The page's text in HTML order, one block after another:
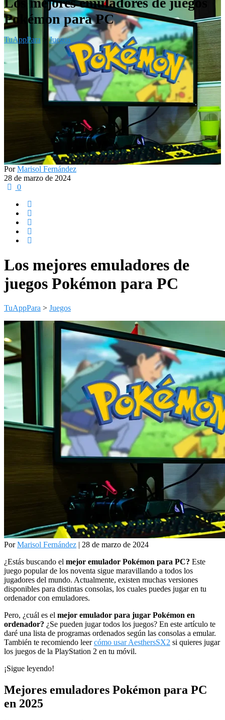
Pokémon para PC
TuAppPara >Juegos
PorMarisol Fernández
28 de marzo de 2024
0
Los mejores emuladores de
juegos Pokémon para PC
TuAppPara > Juegos
PorMarisol Fernández | 28 de marzo de 2024
¿Estás buscando el mejor emulador Pokémon para PC? Este
juego popular de los noventa sigue maravillando a todos los
jugadores del mundo. Actualmente, existen muchas versiones
disponibles para distintas consolas, los cuales puedes jugar en tu
ordenador con emuladores.
Pero, ¿cuál es el mejor emulador para jugar Pokémon en
ordenador? ¿Se pueden jugar todos los juegos? En este artículo te
daré una lista de programas ordenados según las consolas a emular.
También te recomiendo leercómo usar AesthersSX2 si quieres jugar
los juegos de la PlayStation 2 en tu móvil.
¡Sigue leyendo!
Mejores emuladores Pokémon para PC
en 2025